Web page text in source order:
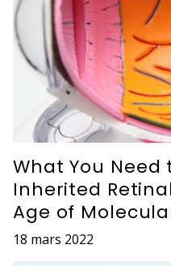
What You Need
Inherited
Age of
18 mars 2022